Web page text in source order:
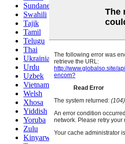
Sundanese
Swahili
Tajik
Tamil
Telugu
Thai
Ukrainian
Urdu
Uzbek
Vietnamese
Welsh
Xhosa
Yiddish
Yoruba
Zulu
Kinyarwanda